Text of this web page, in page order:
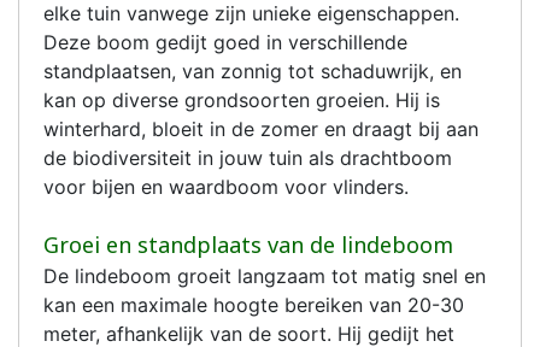
elke tuin vanwege zijn unieke eigenschappen.
Deze boom gedijt goed in verschillende
standplaatsen, van zonnig tot schaduwrijk, en
kan op diverse grondsoorten groeien. Hij is
winterhard, bloeit in de zomer en draagt bij aan
de biodiversiteit in jouw tuin als drachtboom
voor bijen en waardboom voor vlinders.
Groei en standplaats van de lindeboom
De lindeboom groeit langzaam tot matig snel en
kan een maximale hoogte bereiken van 20-30
meter, afhankelijk van de soort. Hij gedijt het